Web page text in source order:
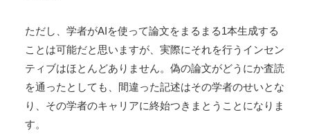
ただし、学者がAIを使って論文をまるまる1本生成する
ことは可能だと思いますが、実際にそれを行うインセン
ティブはほとんどありません。偽の論文がどうにか査読
を通ったとしても、間違った記述はその学者のせいとな
り、その学者のキャリアに終始つきまとうことになりま
す。